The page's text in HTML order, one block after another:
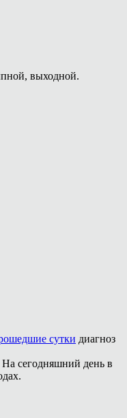
выходной.
сутки диагноз
сегодняшний день в